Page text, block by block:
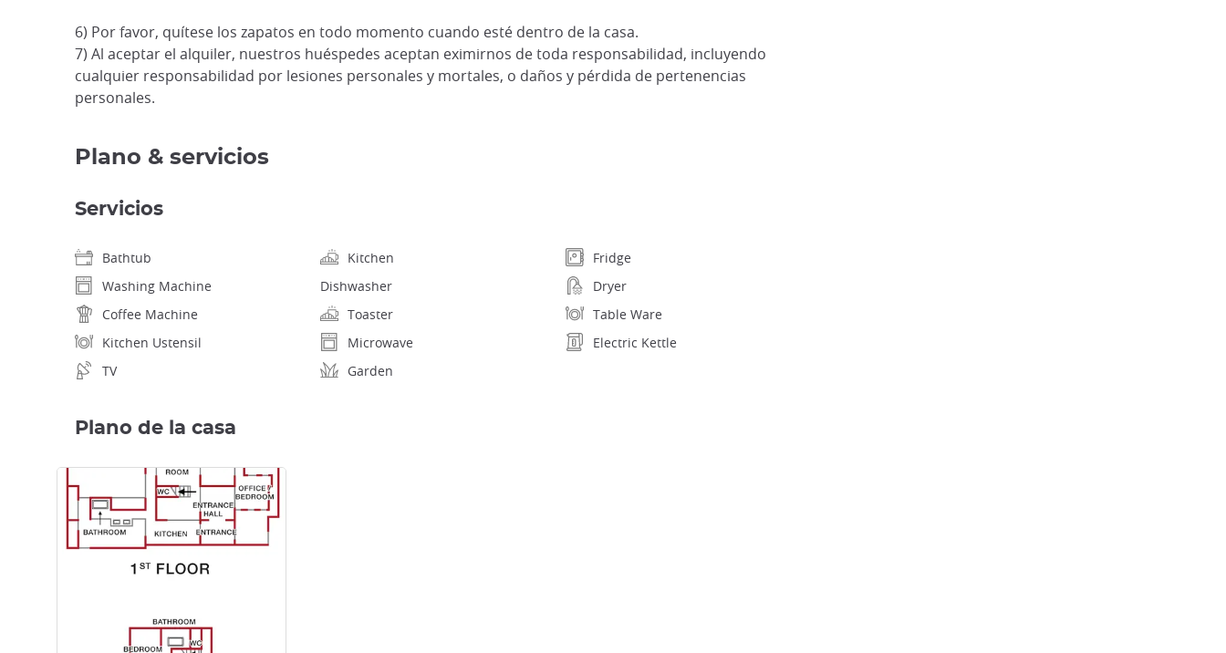
6) Por favor, quítese los zapatos en todo momento cuando esté dentro de la casa.
7) Al aceptar el alquiler, nuestros huéspedes aceptan eximirnos de toda responsabilidad, incluyendo
cualquier responsabilidad por lesiones personales y mortales, o daños y pérdida de pertenencias
personales.
Plano & servicios
Servicios
Bathtub Kitchen
Fridge
Washing Machine
Dishwasher
Dryer
Coffee Machine
Toaster
Table Ware
Kitchen Ustensil
Microwave
Electric Kettle
TV
Garden
Plano de la casa